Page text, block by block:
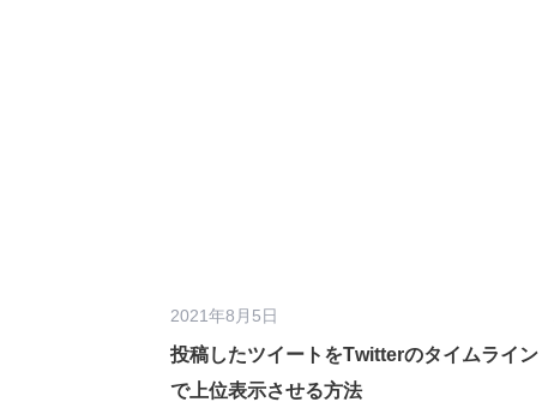
2021年8月5日
投稿したツイートをTwitterのタイムライン
で上位表示させる方法